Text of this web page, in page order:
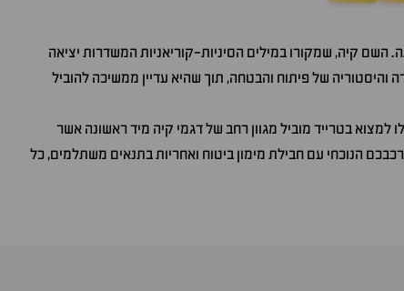
השם קיה, שמקורו במילים הסיניות-קוריאניות המשדרות יציאה
של פיתוח והבטחה, תוך שהיא עדיין ממשיכה להוביל
בטרייד מוביל מגוון רחב של דגמי קיה מיד ראשונה אשר
הנוכחי עם חבילת מימון ביטוח ואחריות בתנאים משתלמים, כל